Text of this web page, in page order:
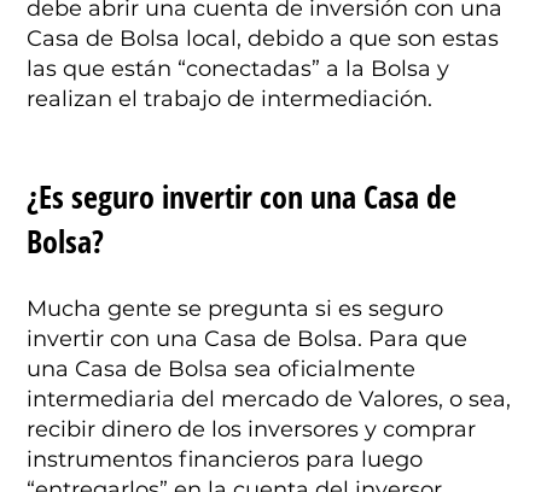
debe abrir una cuenta de inversión con una
Casa de Bolsa local, debido a que son estas
las que están “conectadas” a la Bolsa y
realizan el trabajo de intermediación.
¿Es seguro invertir con una Casa de
Bolsa?
Mucha gente se pregunta si es seguro
invertir con una Casa de Bolsa. Para que
una Casa de Bolsa sea oficialmente
intermediaria del mercado de Valores, o sea,
recibir dinero de los inversores y comprar
instrumentos financieros para luego